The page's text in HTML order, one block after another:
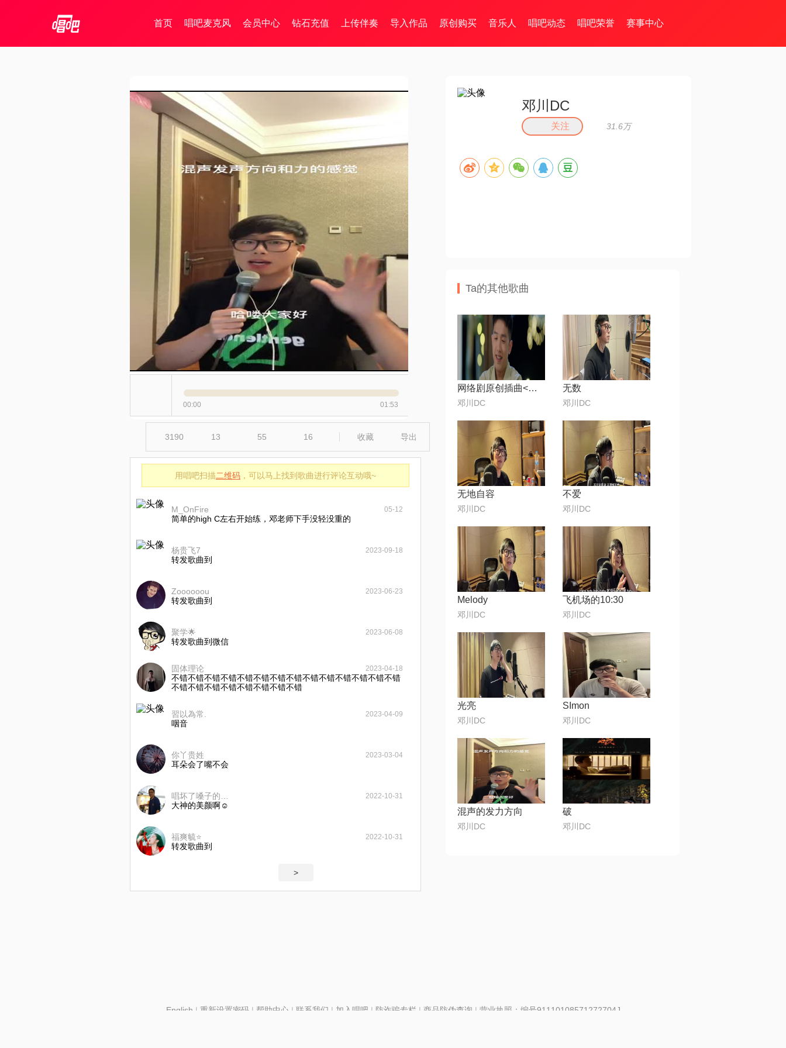
首页 唱吧麦克风 会员中心 钻石充值 上传伴奏 导入作品 原创购买 音乐人 唱吧动态 唱吧荣誉 赛事中心
00:00 01:53
3190 13 55 16 收藏 导出
用唱吧扫描二维码 ，可以马上找到歌曲进行评论互动哦~
M_OnFire 05-12
简单的high C左右开始练，邓老师下手没轻没重的
杨贵飞7 2023-09-18
转发歌曲到
Zoooooou 2023-06-23
转发歌曲到
聚学🌟 2023-06-08
转发歌曲到微信
固体理论 2023-04-18
不错不错不错不错不错不错不错不错不错不错不错不错不错不错
不错不错不错不错不错不错不错不错
習以為常. 2023-04-09
咽音
你丫贵姓 2023-03-04
耳朵会了嘴不会
2022-10-31
大神的美颜啊☺
福爽毓⭐ 2022-10-31
转发歌曲到
>
邓川DC
关注 31.6万
Ta的其他歌曲
网络剧原创插曲<褪色>
邓川DC
无数
邓川DC
无地自容
邓川DC
不爱
邓川DC
Melody
邓川DC
飞机场的10:30
邓川DC
光亮
邓川DC
SImon
邓川DC
混声的发力方向
邓川DC
破
邓川DC
English | 重新设置密码| 帮助中心 | 联系我们 | 加入唱吧 | 防诈骗专栏 | 商品防伪查询 | 营业执照：编号91110108571272704J